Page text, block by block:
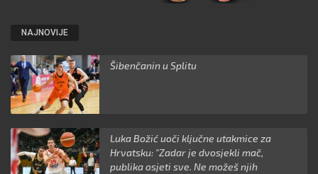
NAJNOVIJE
Šibenčanin u Splitu
Luka Božić uoči ključne utakmice za
Hrvatsku: "Zadar je dvosjekli mač,
publika osjeti sve. Ne možeš njih